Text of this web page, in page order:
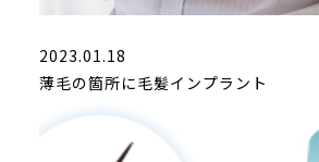
2023.01.18
薄毛の箇所に毛髪インプラント